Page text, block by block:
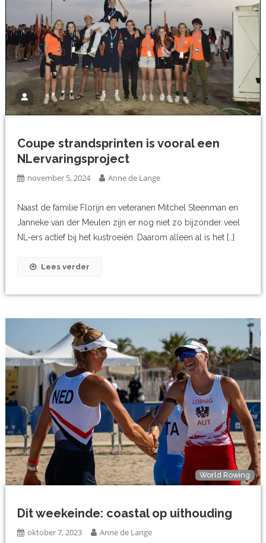
Coupe strandsprinten is vooral een
NLervaringsproject
november 5, 2024 Anne de Lange
Naast de familie Florijn en veteranen Mitchel Steenman en
Janneke van der Meulen zijn er nog niet zo bijzonder veel
NL-ers actief bij het kustroeien. Daarom alleen al is het […]
Lees verder
World Rowing
Dit weekeinde: coastal op uithouding
oktober 7, 2023 Anne de Lange